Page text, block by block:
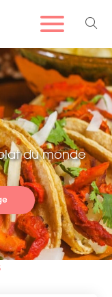
du monde